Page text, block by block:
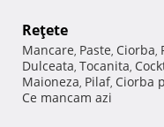
Reţete
Mancare, Paste, Ciorba,
Dulceata, Tocanita,
Maioneza, Pilaf, Ciorba
Ce mancam azi